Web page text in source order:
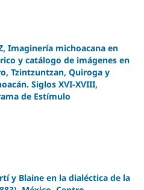
Imaginería michoacana en
y catálogo de imágenes en
Tzintzuntzan, Quiroga y
Siglos XVI-XVIII,
de Estímulo
y Blaine en la dialéctica de la